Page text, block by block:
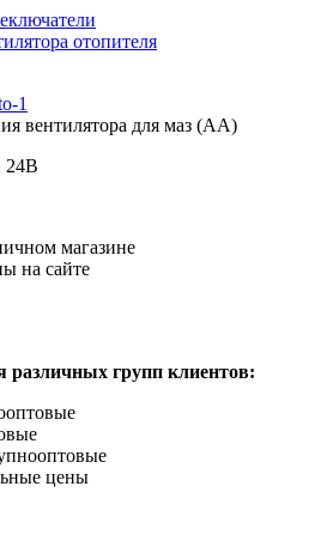
отопителя
вентилятора для маз (АА)
24В
магазине
на сайте
различных групп клиентов:
цены